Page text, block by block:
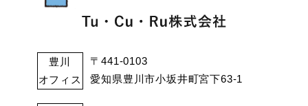
豊川
オフィス
〒441-0103
愛知県豊川市小坂井町宮下63-1